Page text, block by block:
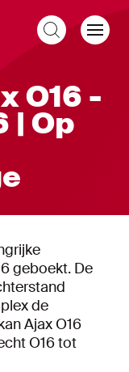
O16 -
| Op
geboekt. De
de
Ajax O16
O16 tot